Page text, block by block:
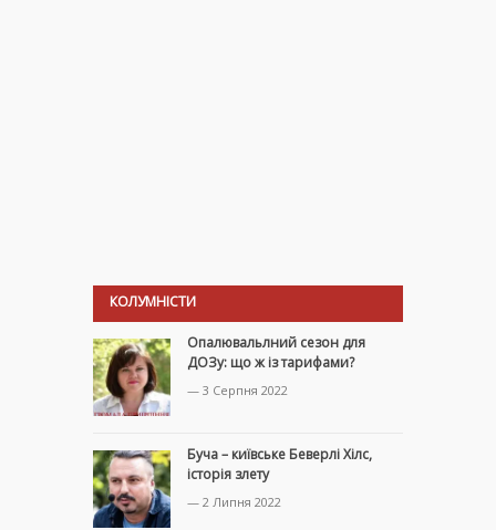
КОЛУМНІСТИ
Опалювальлний сезон для
ДОЗу: що ж із тарифами?
— 3 Серпня 2022
Буча – київське Беверлі Хілс,
історія злету
— 2 Липня 2022